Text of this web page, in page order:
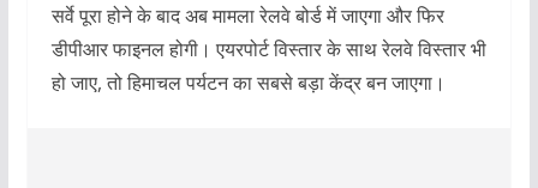
सर्वे पूरा होने के बाद अब मामला रेलवे बोर्ड में जाएगा और फिर
डीपीआर फाइनल होगी। एयरपोर्ट विस्तार के साथ रेलवे विस्तार भी
हो जाए, तो हिमाचल पर्यटन का सबसे बड़ा केंद्र बन जाएगा।